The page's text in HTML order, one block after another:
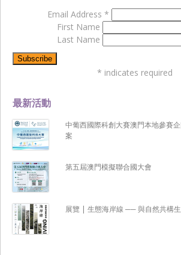
最新活動
中葡西國際科創大賽澳門本地參賽
案
第五屆澳門模擬聯合國大會
展覽 | 生態海岸線 ── 與自然共構
Email Address *
First Name
Last Name
* indicates required